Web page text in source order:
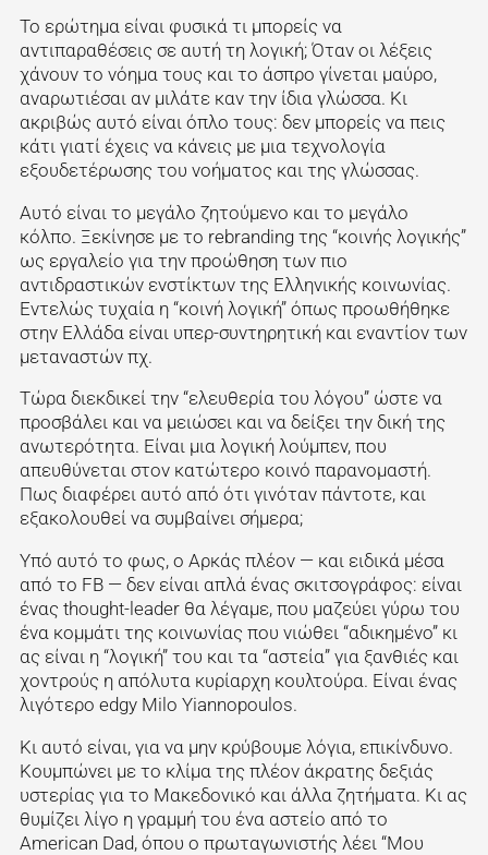
Το ερώτημα είναι φυσικά τι μπορείς να
αντιπαραθέσεις σε αυτή τη λογική; Όταν οι λέξεις
χάνουν το νόημα τους και το άσπρο γίνεται μαύρο,
αναρωτιέσαι αν μιλάτε καν την ίδια γλώσσα. Κι
ακριβώς αυτό είναι όπλο τους: δεν μπορείς να πεις
κάτι γιατί έχεις να κάνεις με μια τεχνολογία
εξουδετέρωσης του νοήματος και της γλώσσας.
Αυτό είναι το μεγάλο ζητούμενο και το μεγάλο
κόλπο. Ξεκίνησε με το rebranding της “κοινής λογικής”
ως εργαλείο για την προώθηση των πιο
αντιδραστικών ενστίκτων της Ελληνικής κοινωνίας.
Εντελώς τυχαία η “κοινή λογική” όπως προωθήθηκε
στην Ελλάδα είναι υπερ-συντηρητική και εναντίον των
μεταναστών πχ.
Τώρα διεκδικεί την “ελευθερία του λόγου” ώστε να
προσβάλει και να μειώσει και να δείξει την δική της
ανωτερότητα. Είναι μια λογική λούμπεν, που
απευθύνεται στον κατώτερο κοινό παρανομαστή.
Πως διαφέρει αυτό από ότι γινόταν πάντοτε, και
εξακολουθεί να συμβαίνει σήμερα;
Υπό αυτό το φως, ο Αρκάς πλέον — και ειδικά μέσα
από το FB — δεν είναι απλά ένας σκιτσογράφος: είναι
ένας thought-leader θα λέγαμε, που μαζεύει γύρω του
ένα κομμάτι της κοινωνίας που νιώθει “αδικημένο” κι
ας είναι η “λογική” του και τα “αστεία” για ξανθιές και
χοντρούς η απόλυτα κυρίαρχη κουλτούρα. Είναι ένας
λιγότερο edgy Milo Yiannopoulos.
Κι αυτό είναι, για να μην κρύβουμε λόγια, επικίνδυνο.
Κουμπώνει με το κλίμα της πλέον άκρατης δεξιάς
υστερίας για το Μακεδονικό και άλλα ζητήματα. Κι ας
θυμίζει λίγο η γραμμή του ένα αστείο από το
American Dad, όπου ο πρωταγωνιστής λέει “Μου